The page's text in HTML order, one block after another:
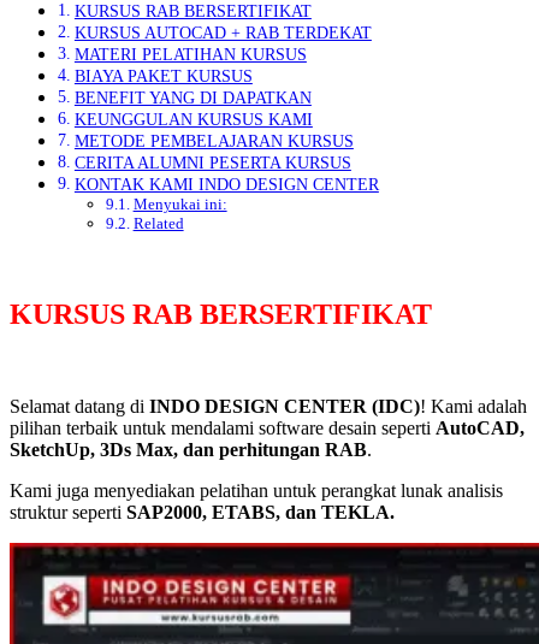
KURSUS RAB BERSERTIFIKAT
KURSUS AUTOCAD + RAB TERDEKAT
MATERI PELATIHAN KURSUS
BIAYA PAKET KURSUS
BENEFIT YANG DI DAPATKAN
KEUNGGULAN KURSUS KAMI
METODE PEMBELAJARAN KURSUS
CERITA ALUMNI PESERTA KURSUS
KONTAK KAMI INDO DESIGN CENTER
Menyukai ini:
Related
KURSUS RAB BERSERTIFIKAT
Selamat datang di INDO DESIGN CENTER (IDC)! Kami adalah
pilihan terbaik untuk mendalami software desain seperti AutoCAD,
SketchUp, 3Ds Max, dan perhitungan RAB.
Kami juga menyediakan pelatihan untuk perangkat lunak analisis
struktur seperti SAP2000, ETABS, dan TEKLA.